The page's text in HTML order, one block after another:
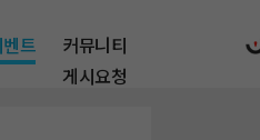
트
커뮤니티
게시요청